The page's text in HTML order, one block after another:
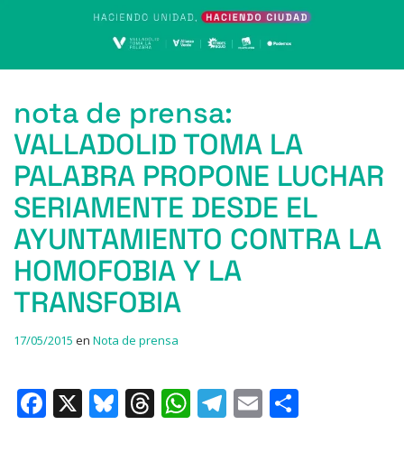
nota de prensa:
VALLADOLID TOMA LA
PALABRA PROPONE LUCHAR
SERIAMENTE DESDE EL
AYUNTAMIENTO CONTRA LA
HOMOFOBIA Y LA
TRANSFOBIA
17/05/2015 en Nota de prensa
F
X
Bl T
W T
E